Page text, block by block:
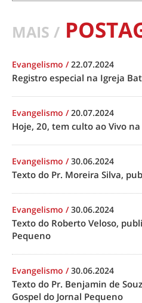
MAIS /
Evangelismo /22.07.2024
Registro especial na Igreja
Evangelismo /20.07.2024
Hoje, 20, tem culto ao Vivo na
Evangelismo /30.06.2024
Texto do Pr. Moreira Silva,
Evangelismo /30.06.2024
Texto do Roberto Veloso,
Pequeno
Evangelismo /30.06.2024
Texto do Pr. Benjamin de
Gospel do Jornal Pequeno